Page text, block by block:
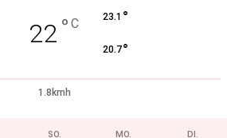
22 ° C 23.1 °
20.7°
1.8kmh
SO. MO. DI.